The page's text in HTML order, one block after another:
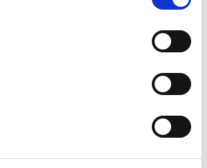
Facture/Facturation